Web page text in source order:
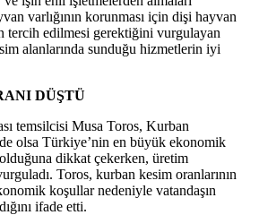
varlığının korunması için dişi hayvan
tercih edilmesi gerektiğini vurgulayan
alanlarında sunduğu hizmetlerin iyi
DÜŞTÜ
temsilcisi Musa Toros, Kurban
de olsa Türkiye’nin en büyük ekonomik
dikkat çekerken, üretim
Toros, kurban kesim oranlarının
koşullar nedeniyle vatandaşın
ifade etti.